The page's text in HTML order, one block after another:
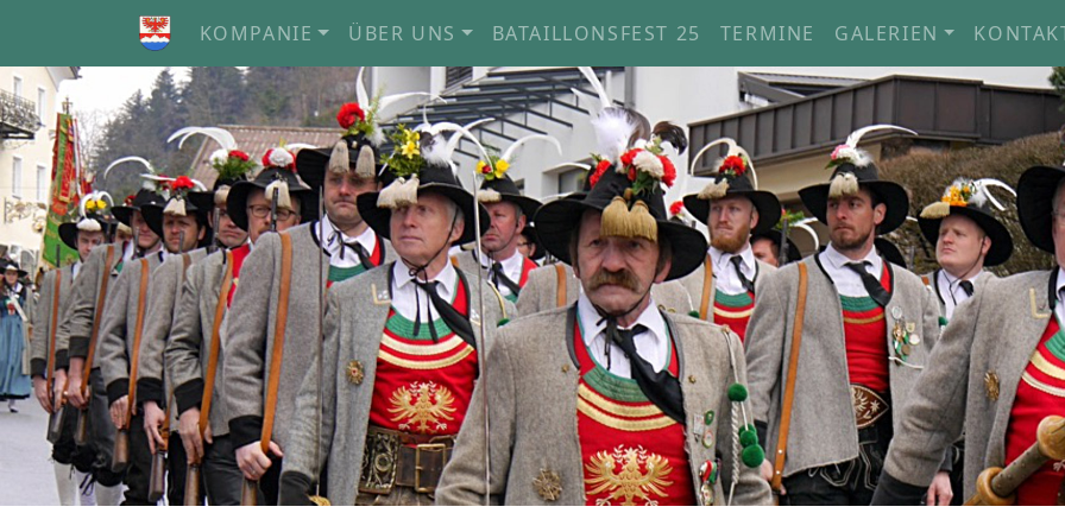
KOMPANIE ÜBER UNS BATAILLONSFEST 25 TERMINE GALERIEN